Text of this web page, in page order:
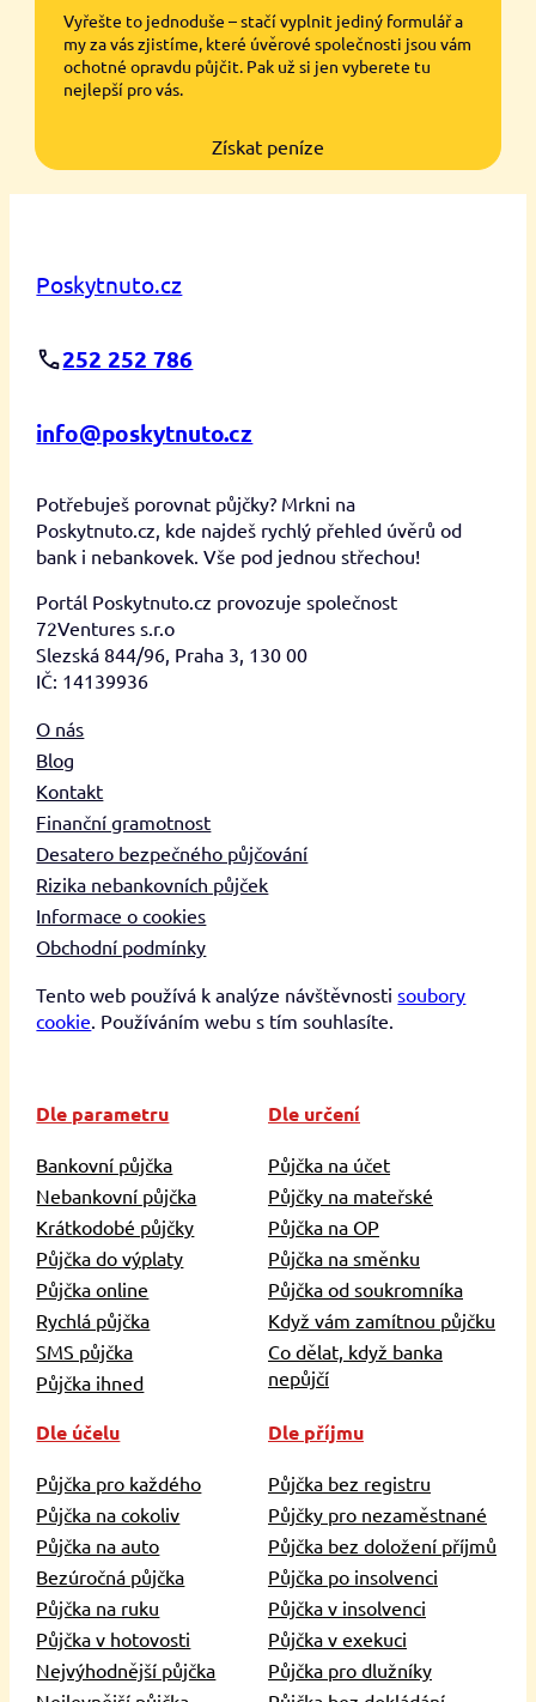
Vyřešte to jednoduše – stačí vyplnit jediný formulář a
my za vás zjistíme, které úvěrové společnosti jsou vám
ochotné opravdu půjčit. Pak už si jen vyberete tu
nejlepší pro vás.
Získat peníze
Poskytnuto.cz
252 252 786
info@poskytnuto.cz
Potřebuješ porovnat půjčky? Mrkni na
Poskytnuto.cz, kde najdeš rychlý přehled úvěrů od
bank i nebankovek. Vše pod jednou střechou!
Portál Poskytnuto.cz provozuje společnost
72Ventures s.r.o
Slezská 844/96, Praha 3, 130 00
IČ: 14139936
O nás
Blog
Kontakt
Finanční gramotnost
Desatero bezpečného půjčování
Rizika nebankovních půjček
Informace o cookies
Obchodní podmínky
Tento web používá k analýze návštěvnostisoubory
cookie . Používáním webu s tím souhlasíte.
Dle parametru
Bankovní půjčka
Nebankovní půjčka
Krátkodobé půjčky
Půjčka do výplaty
Půjčka online
Rychlá půjčka
SMS půjčka
Půjčka ihned
Dle určení
Půjčka na účet
Půjčky na mateřské
Půjčka na OP
Půjčka na směnku
Půjčka od soukromníka
Když vám zamítnou půjčku
Co dělat, když banka
nepůjčí
Dle účelu
Půjčka pro každého
Půjčka na cokoliv
Půjčka na auto
Bezúročná půjčka
Půjčka na ruku
Půjčka v hotovosti
Nejvýhodnější půjčka
Dle příjmu
Půjčka bez registru
Půjčky pro nezaměstnané
Půjčka bez doložení příjmů
Půjčka po insolvenci
Půjčka v insolvenci
Půjčka v exekuci
Půjčka pro dlužníky